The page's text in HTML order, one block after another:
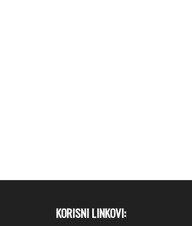
KORISNI LINKOVI: